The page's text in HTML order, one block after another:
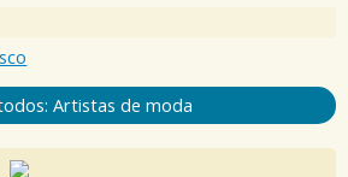
Artistas de moda